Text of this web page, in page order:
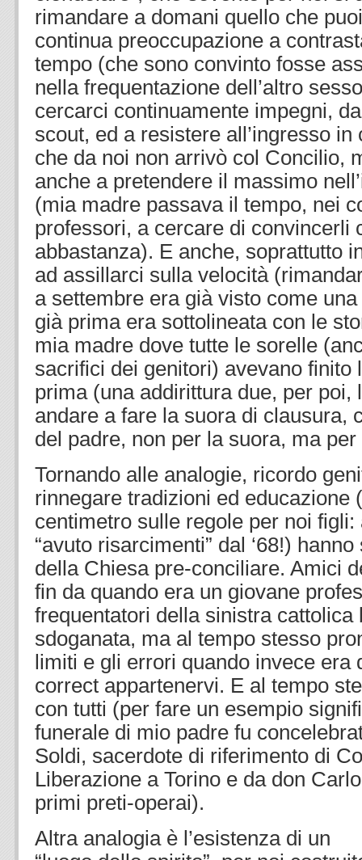
rimandare a domani quello che
continua preoccupazione a
tempo (che sono convinto fosse
nella frequentazione dell’altro
cercarci continuamente impegni,
scout, ed a resistere all’ingresso
che da noi non arrivò col Concilio,
anche a pretendere il massimo
(mia madre passava il tempo, nei
professori, a cercare di convincerli
abbastanza). E anche, soprattutto
ad assillarci sulla velocità
a settembre era già visto come
già prima era sottolineata con le
mia madre dove tutte le sorelle
sacrifici dei genitori) avevano finito
prima (una addirittura due, per poi,
andare a fare la suora di clausura,
del padre, non per la suora, ma
Tornando alle analogie, ricordo
rinnegare tradizioni ed educazione
centimetro sulle regole per noi figli:
“avuto risarcimenti” dal ‘68!)
della Chiesa pre-conciliare. Amici
fin da quando era un giovane
frequentatori della sinistra cattolica
sdoganata, ma al tempo stesso
limiti e gli errori quando invece era
correct appartenervi. E al tempo
con tutti (per fare un esempio
funerale di mio padre fu
Soldi, sacerdote di riferimento di
Liberazione a Torino e da don
primi preti-operai).
Altra analogia è l’esistenza di un